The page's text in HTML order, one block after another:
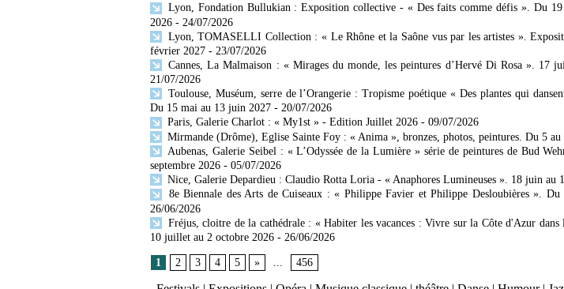
Lyon, Fondation Bullukian : Exposition collective - « Des faits comme défis ». Du 19
2026 - 24/07/2026
Lyon, TOMASELLI Collection : « Le Rhône et la Saône vus par les artistes ».
février 2027 - 23/07/2026
Cannes, La Malmaison : « Mirages du monde, les peintures d’Hervé Di Rosa ». 17
21/07/2026
Toulouse, Muséum, serre de l’Orangerie : Tropisme poétique « Des plantes qui
Du 15 mai au 13 juin 2027 - 20/07/2026
Paris, Galerie Charlot : « My1st » - Edition Juillet 2026 - 09/07/2026
Mirmande (Drôme), Eglise Sainte Foy : « Anima », bronzes, photos, peintures. Du 5 au
Aubenas, Galerie Seibel : « L’Odyssée de la Lumière » série de peintures de Bud
septembre 2026 - 05/07/2026
Nice, Galerie Depardieu : Claudio Rotta Loria - « Anaphores Lumineuses ». 18 juin au
8e Biennale des Arts de Cuiseaux : « Philippe Favier et Philippe Desloubières ». Du
26/06/2026
Fréjus, cloitre de la cathédrale : « Habiter les vacances : Vivre sur la Côte d'Azur dans
10 juillet au 2 octobre 2026 - 26/06/2026
1 2 3 4 5 » ... 456